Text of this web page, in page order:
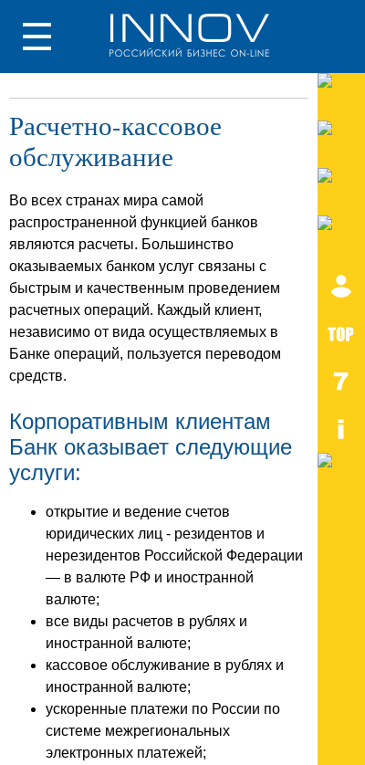
Расчетно-кассовое
обслуживание
Во всех странах мира самой
распространенной функцией банков
являются расчеты. Большинство
оказываемых банком услуг связаны с
быстрым и качественным проведением
расчетных операций. Каждый клиент,
независимо от вида осуществляемых в
Банке операций, пользуется переводом
средств.
Корпоративным клиентам
Банк оказывает следующие
услуги:
открытие и ведение счетов
юридических лиц - резидентов и
нерезидентов Российской Федерации
— в валюте РФ и иностранной
валюте;
все виды расчетов в рублях и
иностранной валюте;
кассовое обслуживание в рублях и
иностранной валюте;
ускоренные платежи по России по
системе межрегиональных
электронных платежей;